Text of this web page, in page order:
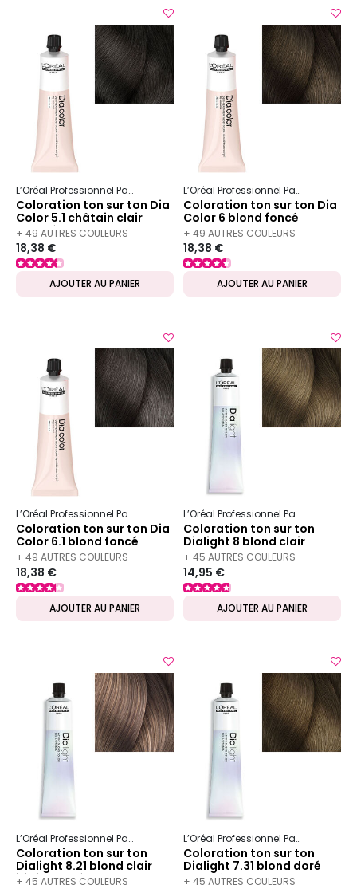
L’Oréal Professionnel Paris Dia color
Coloration ton sur ton Dia
Color 5.1 châtain clair
cendré
+ 49 AUTRES COULEURS
DISPONIBLES
18,38 €
AJOUTER AU PANIER
L’Oréal Professionnel Paris
Coloration ton sur ton Dia
Color 6 blond foncé
+ 49 AUTRES COULEURS
DISPONIBLES
18,38 €
AJOUTER AU PANIER
L’Oréal Professionnel Paris Dia color
Coloration ton sur ton Dia
Color 6.1 blond foncé
cendré
+ 49 AUTRES COULEURS
DISPONIBLES
18,38 €
AJOUTER AU PANIER
L’Oréal Professionnel Paris
Coloration ton sur ton
Dialight 8 blond clair
+ 45 AUTRES COULEURS
DISPONIBLES
14,95 €
AJOUTER AU PANIER
L’Oréal Professionnel Paris Dialight
Coloration ton sur ton
Dialight 8.21 blond clair
irisé cendré
+ 45 AUTRES COULEURS
L’Oréal Professionnel Paris
Coloration ton sur ton
Dialight 7.31 blond doré
cendré
+ 45 AUTRES COULEURS